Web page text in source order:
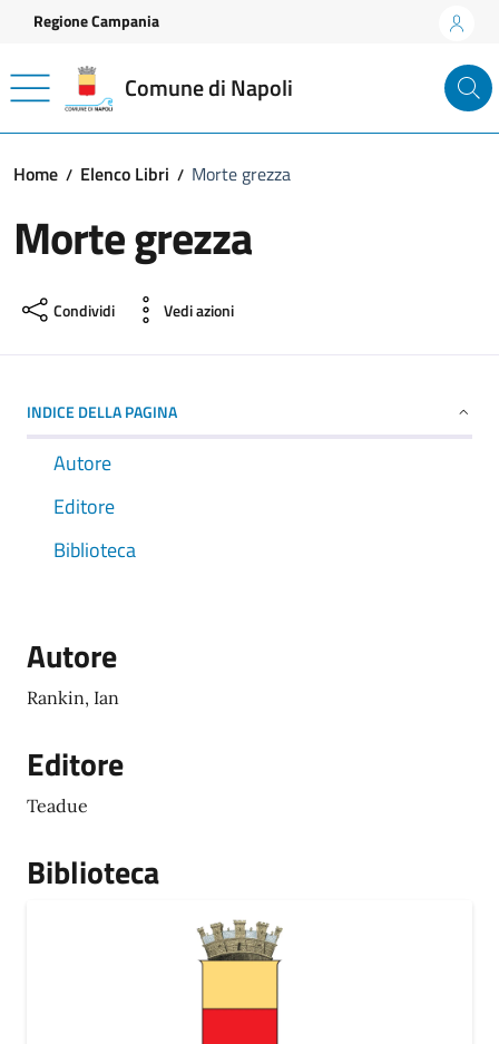
Vai ai contenuti
Vai al footer
Regione Campania
Comune di Napoli
Home Elenco Libri Morte grezza
Morte grezza
Condividi Vedi azioni
INDICE DELLA PAGINA
Autore
Editore
Biblioteca
Autore
Rankin, Ian
Editore
Teadue
Biblioteca